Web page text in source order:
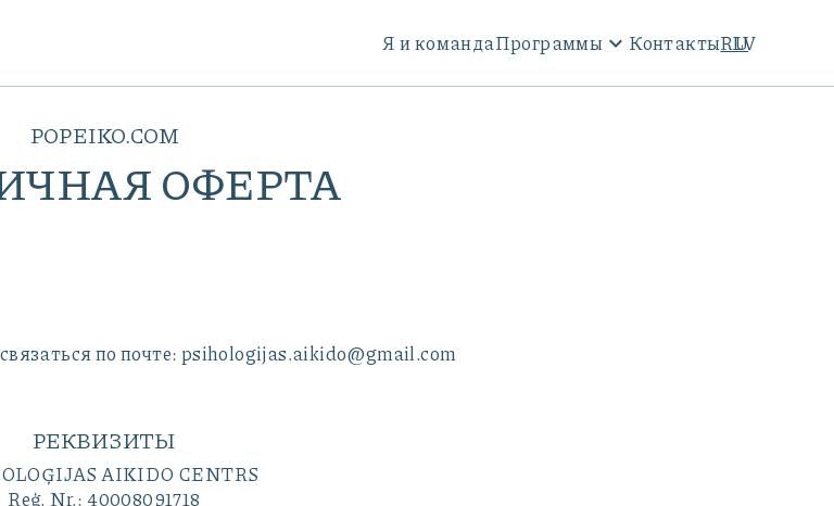
Я и командаПрограммы КонтактыRU
LV
POPEIKO.COM
ОФЕРТА
по почте: psihologijas.aikido@gmail.com
РЕКВИЗИТЫ
AIKIDO CENTRS
Reģ. Nr.: 40008091718